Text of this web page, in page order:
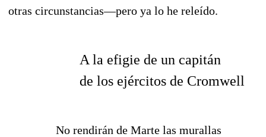
otras circunstancias—pero ya lo he releído.
A la efigie de un capitán
de los ejércitos de Cromwell
No rendirán de Marte las murallas